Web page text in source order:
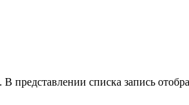
списка запись